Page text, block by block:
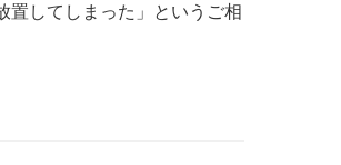
置してしまった」というご相